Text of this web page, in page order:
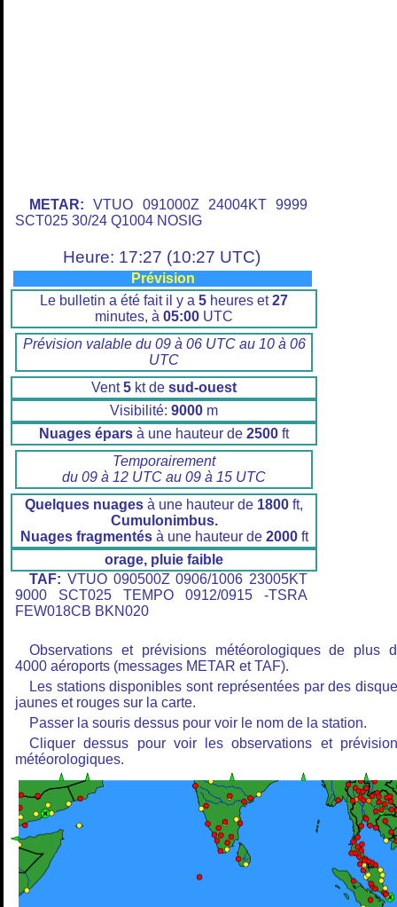
METAR: VTUO 091000Z 24004KT 9999
SCT025 30/24 Q1004 NOSIG
Heure: 17:27 (10:27 UTC)
Prévision
Le bulletin a été fait il y a 5 heures et27
minutes, à 05:00 UTC
Prévision valable du 09 à 06 UTC au 10 à 06
UTC
Vent5 kt de sud-ouest
Visibilité: 9000 m
Nuages épars à une hauteur de 2500 ft
Temporairement
du 09 à 12 UTC au 09 à 15 UTC
Quelques nuages à une hauteur de 1800 ft,
Cumulonimbus.
Nuages fragmentésà une hauteur de 2000ft
orage, pluie faible
TAF: VTUO 090500Z 0906/1006 23005KT
9000 SCT025 TEMPO 0912/0915 -TSRA
FEW018CB BKN020
Observations et prévisions météorologiques de plus
4000 aéroports (messages METAR et TAF).
Les stations disponibles sont représentées par des
jaunes et rouges sur la carte.
Passer la souris dessus pour voir le nom de la station.
Cliquer dessus pour voir les observations et
météorologiques.